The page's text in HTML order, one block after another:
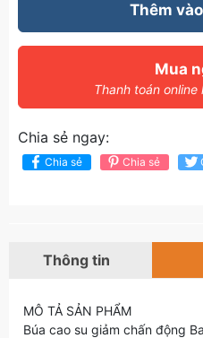
Thêm
Mua
Thanh toán online
Chia sẻ ngay:
Chia sẻ Chia sẻ
Thông tin
MÔ TẢ SẢN PHẨM
Búa cao su giảm chấn động